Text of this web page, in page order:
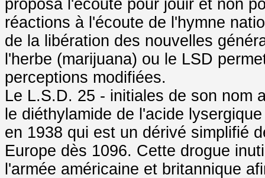
proposa l'écoute pour jouir et non
réactions à l'écoute de l'hymne
de la libération des nouvelles
l'herbe (marijuana) ou le LSD
perceptions modifiées.
Le L.S.D. 25 - initiales de son nom
le diéthylamide de l'acide
en 1938 qui est un dérivé simplifié
Europe dès 1096. Cette drogue
l'armée américaine et britannique